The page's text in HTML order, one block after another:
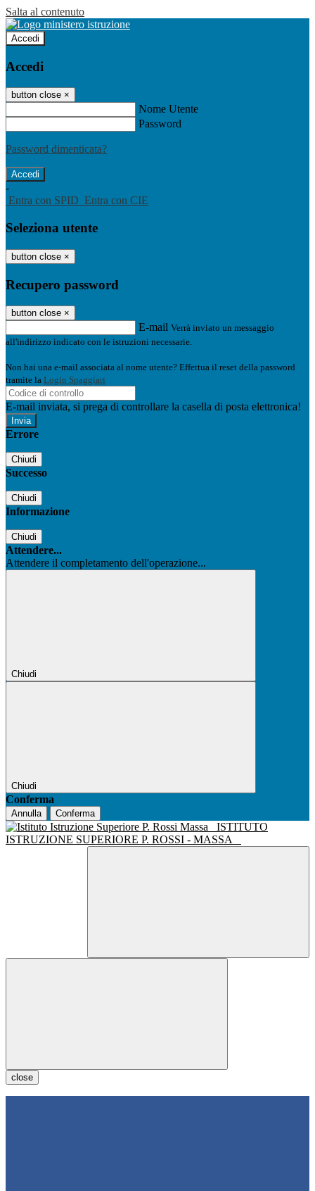
Salta al contenuto
Accedi
Accedi
button close ×
Nome Utente
Password
Password dimenticata?
-
Entra con SPID Entra con CIE
Seleziona utente
button close ×
Recupero password
button close ×
E-mail Verrà inviato un messaggio
all'indirizzo indicato con le istruzioni necessarie.
Non hai una e-mail associata al nome utente? Effettua il reset della password
tramite la Login Spaggiari
E-mail inviata, si prega di controllare la casella di posta elettronica!
Errore
Chiudi
Successo
Chiudi
Informazione
Chiudi
Attendere...
Attendere il completamento dell'operazione...
Chiudi
Chiudi
Conferma
Annulla Conferma
ISTITUTO
ISTRUZIONE SUPERIORE P. ROSSI - MASSA
close